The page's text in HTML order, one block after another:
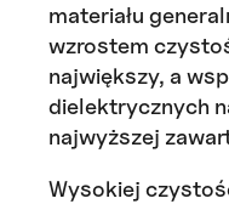
materiału
wzrostem
największy, a
dielektrycznych
najwyższej
Wysokiej